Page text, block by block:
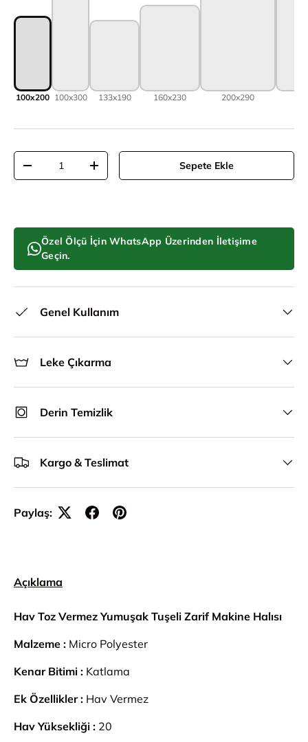
100x200 100x300 133x190 160x230 200x290
Adet
Adeti azalt
Adeti artır Sepete Ekle
Özel Ölçü İçin WhatsApp Üzerinden İletişime
Geçin.
Genel Kullanım
Leke Çıkarma
Derin Temizlik
Kargo & Teslimat
Paylaş:
Açıklama
Hav Toz Vermez Yumuşak Tuşeli Zarif Makine Halısı
Malzeme : Micro Polyester
Kenar Bitimi : Katlama
Ek Özellikler : Hav Vermez
Hav Yüksekliği : 20